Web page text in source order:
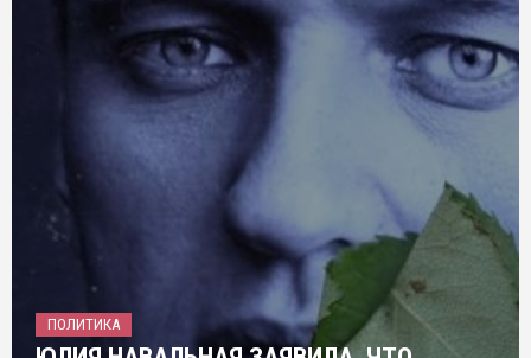
ПОЛИТИКА